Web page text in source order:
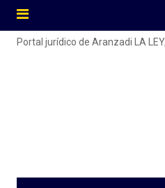
Portal jurídico de Aranzadi LA